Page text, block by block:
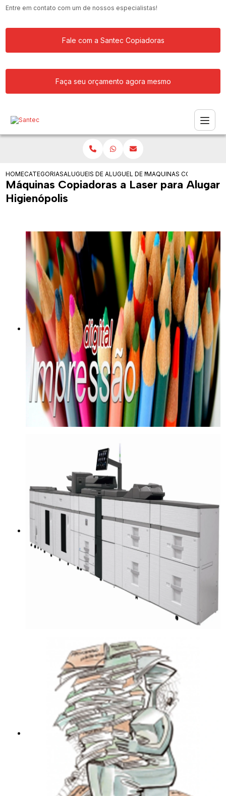
Entre em contato com um de nossos especialistas!
Fale com a Santec Copiadoras
Faça seu orçamento agora mesmo
HOMECATEGORIASALUGUEIS DE COPIADORASALUGUEL DE MAQUINA COPIADORA
MAQUINAS COPIADORAS
Máquinas Copiadoras a Laser para Alugar
Higienópolis